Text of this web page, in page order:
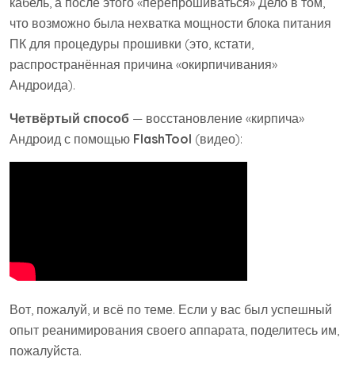
что возможно была нехватка мощности блока питания
ПК для процедуры прошивки (это, кстати,
распространённая причина «окирпичивания»
Андроида).
Четвёртый способ — восстановление «кирпича»
Андроид с помощью FlashTool (видео):
Вот, пожалуй, и всё по теме. Если у вас был успешный
опыт реанимирования своего аппарата, поделитесь им,
пожалуйста.